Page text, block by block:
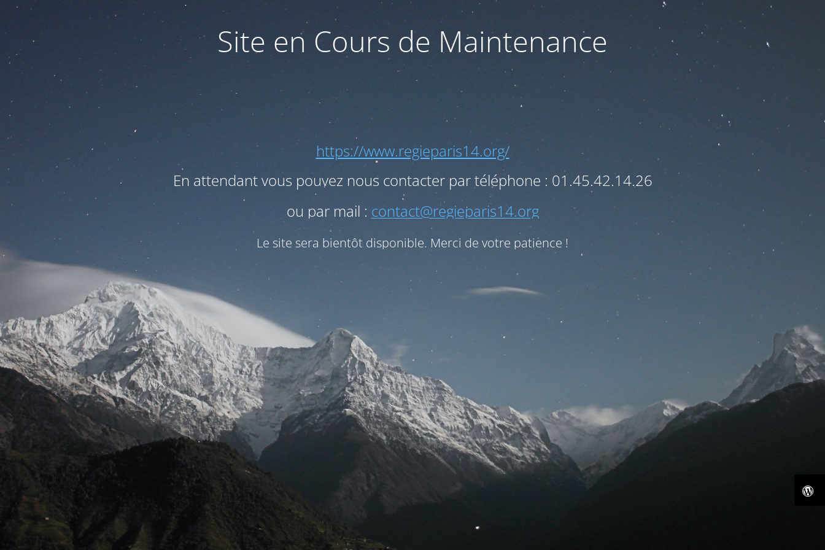
Site en Cours de Maintenance
https://www.regieparis14.org/
En attendant vous pouvez nous contacter par téléphone : 01.45.42.14.26
ou par mail : contact@regieparis14.org
Le site sera bientôt disponible. Merci de votre patience !